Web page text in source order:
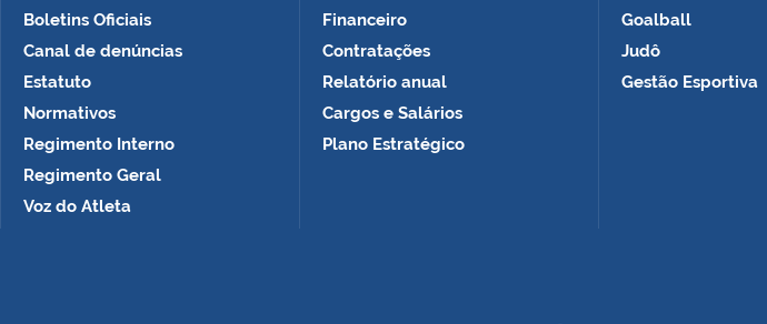
Boletins Oficiais
Canal de denúncias
Estatuto
Normativos
Regimento Interno
Regimento Geral
Voz do Atleta
Financeiro
Contratações
Relatório anual
Cargos e Salários
Plano Estratégico
Goalball
Judô
Gestão Esportiva